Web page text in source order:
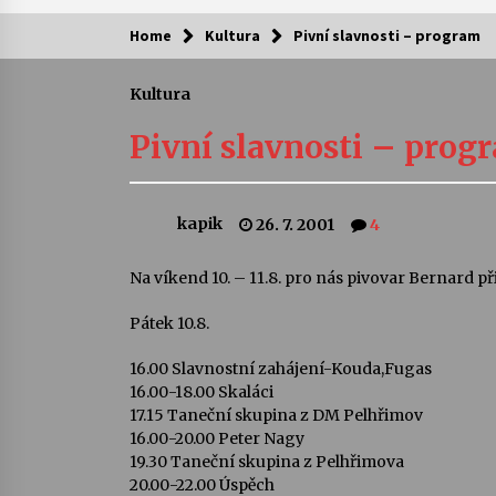
Kam za kulturou?
Camerata a Sukuba Ensemble
4. 8. 2026
Pozvánka na integrační festival
Quijotova šedesátka: 28. 7.–1. 8.
28. 7. 2026
22. 7. 2026
Za kulturou kousek za Humpolec. V
Želivě ožije odkaz Josefa Čapka
13. 7. 2026
Home Kultura Pivní slavnosti – program
Kultura
Pivní slavnosti –
kapik 26. 7. 2001 4
Na víkend 10. – 11.8. pro nás pivovar Bernard
Pátek 10.8.
16.00 Slavnostní zahájení-Kouda,Fugas
16.00-18.00 Skaláci
17.15 Taneční skupina z DM Pelhřimov
16.00-20.00 Peter Nagy
19.30 Taneční skupina z Pelhřimova
20.00-22.00 Úspěch